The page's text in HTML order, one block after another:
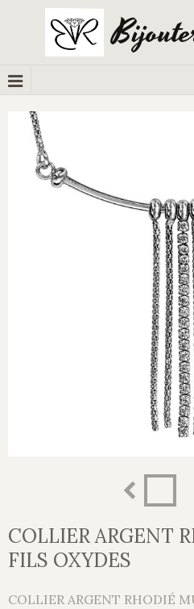
COLLIER ARGENT
FILS OXYDES
COLLIER ARGENT RHODIÉ